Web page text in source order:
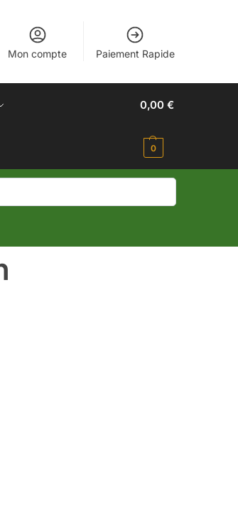
Mon compte Paiement Rapide
0,00€
0